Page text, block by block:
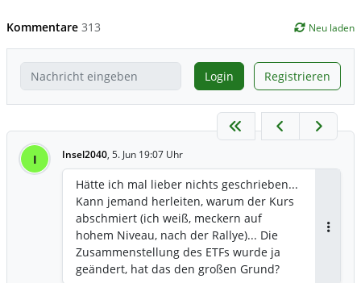
Kommentare 313 Neu laden
Login Registrieren
I Insel2040, 5. Jun 19:07 Uhr
Hätte ich mal lieber nichts geschrieben...
Kann jemand herleiten, warum der Kurs
abschmiert (ich weiß, meckern auf
hohem Niveau, nach der Rallye)... Die
Zusammenstellung des ETFs wurde ja
geändert, hat das den großen Grund?